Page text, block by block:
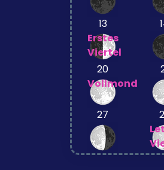
13
Erstes
Viertel
20
Vollmond
27